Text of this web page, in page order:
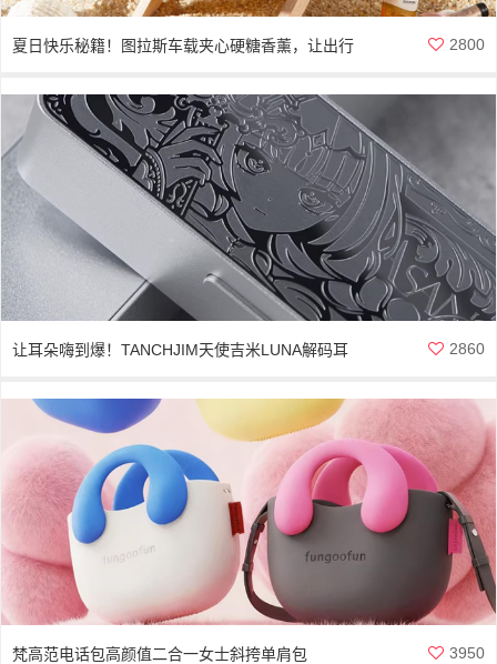
夏日快乐秘籍！图拉斯车载夹心硬糖香薰，让出行
变成嗅觉派对
2800
让耳朵嗨到爆！TANCHJIM天使吉米LUNA解码耳 2860
梵高范电话包高颜值二合一女士斜挎单肩包 3950